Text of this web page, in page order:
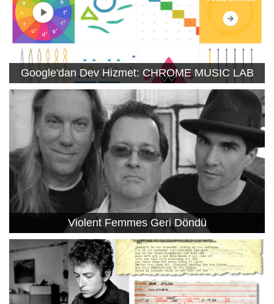
Google'dan Dev Hizmet: CHROME MUSIC LAB
Violent Femmes Geri Döndü